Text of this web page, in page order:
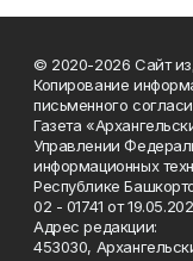
© 2020-2026 Сайт
Копирование
письменного
Газета
Управлении
информационных
Республике
02 - 01741 от
Адрес редакции:
453030,